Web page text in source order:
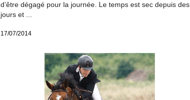
d’être dégagé pour la journée. Le temps est sec depuis des
jours et ...
17/07/2014